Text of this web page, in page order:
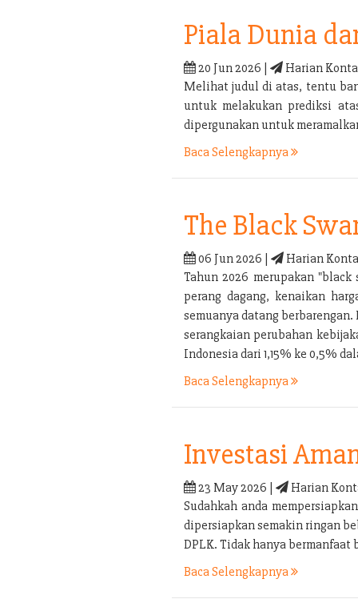
Piala Dunia
20 Jun 2026 |
Harian
Melihat judul di atas, tentu
untuk melakukan prediksi
dipergunakan untuk
Baca Selengkapnya
The Black
06 Jun 2026 |
Harian
Tahun 2026 merupakan
perang dagang, kenaikan
semuanya datang
serangkaian perubahan
Indonesia dari 1,15% ke 0,5%
Baca Selengkapnya
Investasi
23 May 2026 |
Harian
Sudahkah anda
dipersiapkan semakin ringan
DPLK. Tidak hanya
Baca Selengkapnya